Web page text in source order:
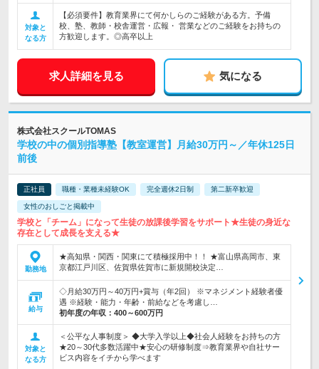
対象と
なる方
【必須要件】教育業界にて何かしらのご経験がある方。予備
校、塾、教師・校舎運営・広報・ 営業などのご経験をお持ちの
方歓迎します。◎高卒以上
求人詳細を見る 気になる
株式会社スクールTOMAS
学校の中の個別指導塾【教室運営】月給30万円～／年休125日
前後
正社員 職種・業種未経験OK 完全週休2日制 第二新卒歓迎
女性のおしごと掲載中
学校と「チーム」になって生徒の放課後学習をサポート★生徒の身近な
存在として成長を支える★
勤務地
★高知県・関西・関東にて積極採用中！！ ★富山県高岡市、東
京都江戸川区、佐賀県佐賀市に新規開校決定…
給与
◇月給30万円～40万円+賞与（年2回） ※マネジメント経験者優
遇 ※経験・能力・年齢・前給などを考慮し…
初年度の年収： 400～600万円
対象と
なる方
＜公平な人事制度＞ ◆大学入学以上◆社会人経験をお持ちの方
★20～30代多数活躍中★安心の研修制度⇒教育業界や自社サー
ビス内容をイチから学べます